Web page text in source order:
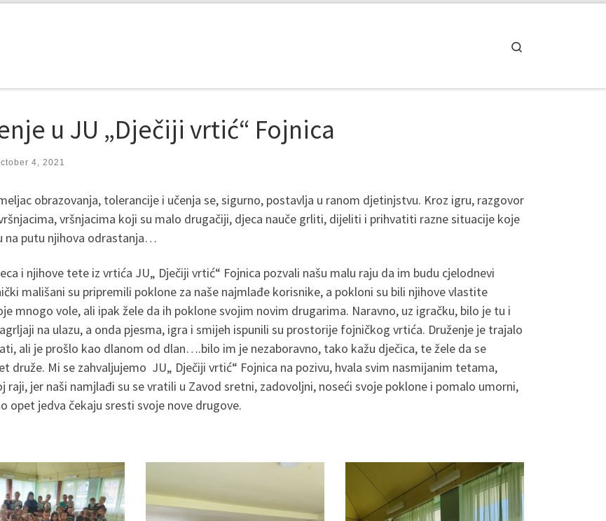
u JU „Dječiji vrtić“ Fojnica
4, 2021
obrazovanja, tolerancije i učenja se, sigurno, postavlja u ranom djetinjstvu. Kroz igru, razgovor
vršnjacima koji su malo drugačiji, djeca nauče grliti, dijeliti i prihvatiti razne situacije koje
na putu njihova odrastanja…
i njihove tete iz vrtića JU„ Dječiji vrtić“ Fojnica pozvali našu malu raju da im budu cjelodnevi
mališani su pripremili poklone za naše najmlađe korisnike, a pokloni su bili njihove vlastite
mnogo vole, ali ipak žele da ih poklone svojim novim drugarima. Naravno, uz igračku, bilo je tu i
na ulazu, a onda pjesma, igra i smijeh ispunili su prostorije fojničkog vrtića. Druženje je trajalo
ali je prošlo kao dlanom od dlan….bilo im je nezaboravno, tako kažu dječica, te žele da se
druže. Mi se zahvaljujemo JU„ Dječiji vrtić“ Fojnica na pozivu, hvala svim nasmijanim tetama,
raji, jer naši namjlađi su se vratili u Zavod sretni, zadovoljni, noseći svoje poklone i pomalo umorni,
opet jedva čekaju sresti svoje nove drugove.